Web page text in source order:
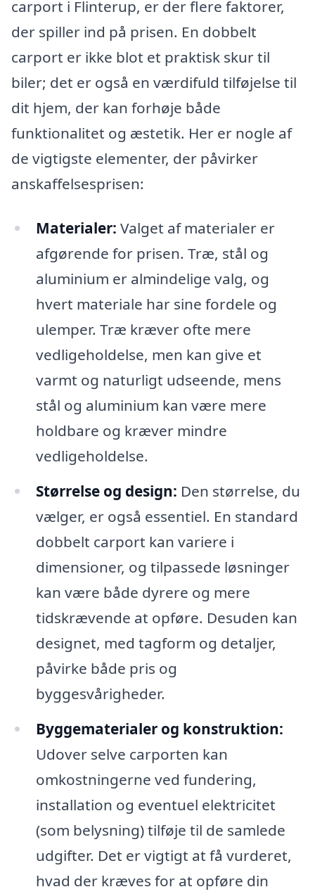
carport i Flinterup, er der flere faktorer,
der spiller ind på prisen. En dobbelt
carport er ikke blot et praktisk skur til
biler; det er også en værdifuld tilføjelse til
dit hjem, der kan forhøje både
funktionalitet og æstetik. Her er nogle af
de vigtigste elementer, der påvirker
anskaffelsesprisen:
Materialer: Valget af materialer er
afgørende for prisen. Træ, stål og
aluminium er almindelige valg, og
hvert materiale har sine fordele og
ulemper. Træ kræver ofte mere
vedligeholdelse, men kan give et
varmt og naturligt udseende, mens
stål og aluminium kan være mere
holdbare og kræver mindre
vedligeholdelse.
Størrelse og design: Den størrelse, du
vælger, er også essentiel. En standard
dobbelt carport kan variere i
dimensioner, og tilpassede løsninger
kan være både dyrere og mere
tidskrævende at opføre. Desuden kan
designet, med tagform og detaljer,
påvirke både pris og
byggesvårigheder.
Byggematerialer og konstruktion:
Udover selve carporten kan
omkostningerne ved fundering,
installation og eventuel elektricitet
(som belysning) tilføje til de samlede
udgifter. Det er vigtigt at få vurderet,
hvad der kræves for at opføre din